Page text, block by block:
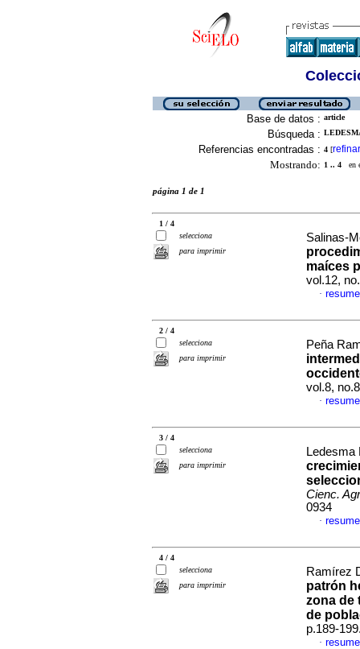
Base de datos : article
Búsqueda :
Referencias encontradas : 4 [refinar
Mostrando: 1 .. 4 en
página 1 de 1
1 / 4
selecciona
para imprimir
Salinas-
maíces
vol.12,
·
2 / 4
selecciona
para imprimir
Peña
vol.8,
·
3 / 4
selecciona
para imprimir
Cienc.
0934
·
4 / 4
selecciona
para imprimir
Ramírez
patrón
zona de
de
p.189-
·